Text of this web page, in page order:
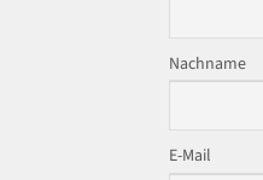
Nachname
E-Mail